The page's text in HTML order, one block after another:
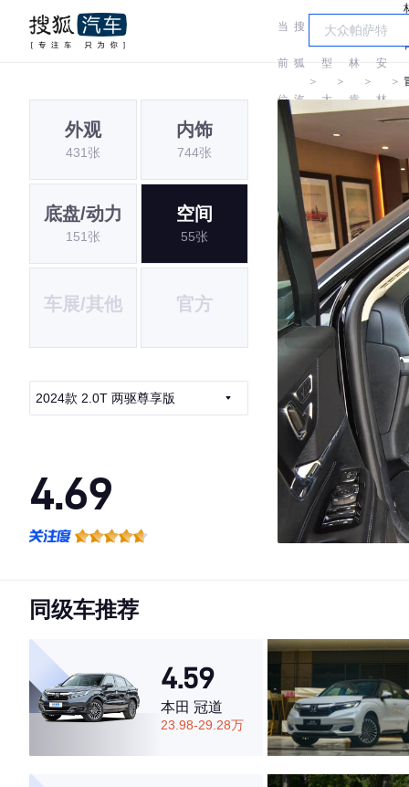
当
前
位
置:
搜
狐
汽
车
＞
车
型
大
＞
林
肯
＞
长
安
林
＞
外观
431张
内饰
744张
底盘/动力
151张
空间
55张
车展/其他 官方
2024款 2.0T 两驱尊享版
4.69
·空间表现较为优秀，优于50%同级车
同级车推荐
4.59
本田 冠道
23.98-29.28万